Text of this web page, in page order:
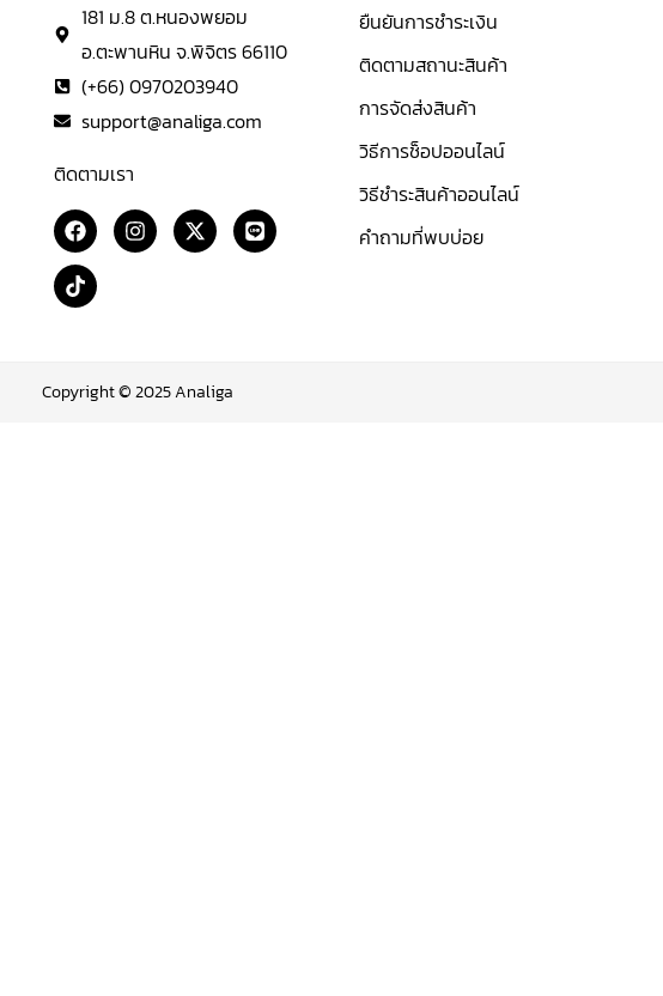
181 ม.8 ต.หนองพยอม
อ.ตะพานหิน จ.พิจิตร 66110
(+66) 0970203940
support@analiga.com
ติดตามเรา
F
a
c
e
b
I
n
s
m
X
-
t
r
L
i
n
T
i
k
t
o
ยืนยันการชำระเงิน
ติดตามสถานะสินค้า
การจัดส่งสินค้า
วิธีการช็อปออนไลน์
วิธีชำระสินค้าออนไลน์
คำถามที่พบบ่อย
Copyright © 2025 Analiga